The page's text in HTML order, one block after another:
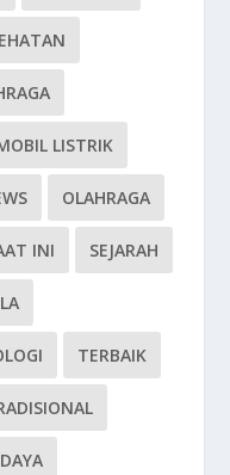
LISTRIK
OLAHRAGA
INI SEJARAH
TERBAIK